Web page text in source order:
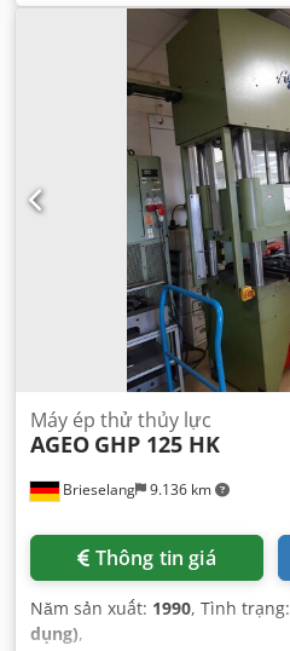
Brieselang 9.136 km
Máy ép thử thủy lực
AGEO GHP 125 HK
Thông tin giá
Năm sản xuất: 1990, Tình trạng:
dụng),